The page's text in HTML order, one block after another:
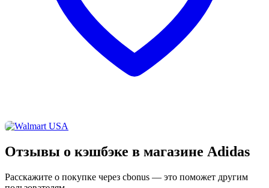
Отзывы о кэшбэке в магазине Adidas
Расскажите о покупке через cbonus — это поможет другим